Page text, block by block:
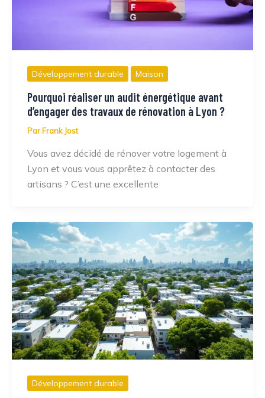
Développement durable Maison
Pourquoi réaliser un audit énergétique avant
d’engager des travaux de rénovation à Lyon ?
Par Frank Jost
Vous avez décidé de rénover votre logement à
Lyon et vous vous apprêtez à contacter des
artisans ? C’est une excellente
Développement durable